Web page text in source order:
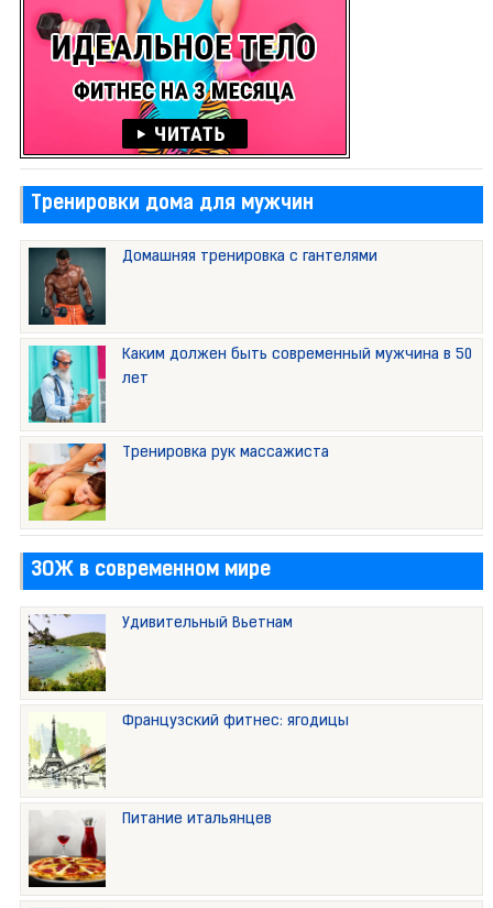
Тренировки дома для мужчин
Домашняя тренировка с гантелями
Каким должен быть современный мужчина в 50
лет
Тренировка рук массажиста
ЗОЖ в современном мире
Удивительный Вьетнам
Французский фитнес: ягодицы
Питание итальянцев